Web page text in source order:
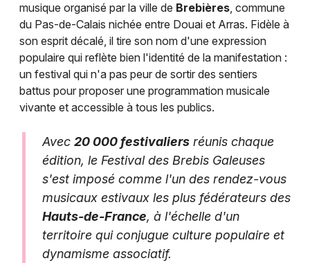
musique organisé par la ville de Brebières, commune
du Pas-de-Calais nichée entre Douai et Arras. Fidèle à
son esprit décalé, il tire son nom d'une expression
populaire qui reflète bien l'identité de la manifestation :
un festival qui n'a pas peur de sortir des sentiers
battus pour proposer une programmation musicale
vivante et accessible à tous les publics.
Avec 20 000 festivaliers réunis chaque
édition, le Festival des Brebis Galeuses
s'est imposé comme l'un des rendez-vous
musicaux estivaux les plus fédérateurs des
Hauts-de-France, à l'échelle d'un
territoire qui conjugue culture populaire et
dynamisme associatif.